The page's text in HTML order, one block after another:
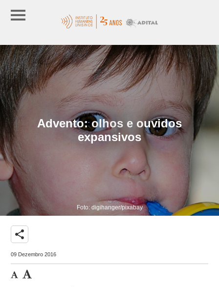
Advento: olhos e ouvidos
expansivos
Foto: digihanger/pixabay
share
09 Dezembro 2016